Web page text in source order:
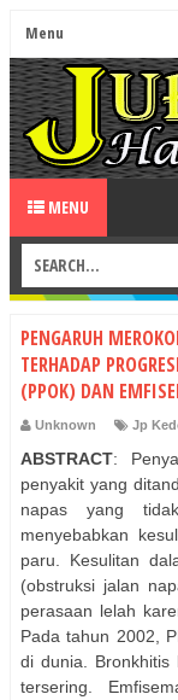
MENU
PENGARUH
TERHADAP
(PPOK) DAN
Unknown Jp
ABSTRACT:
penyakit yang
napas yang
menyebabkan
paru. Kesulitan
(obstruksi jalan
perasaan lelah
Pada tahun 2002,
di dunia. Bronkhitis
tersering.